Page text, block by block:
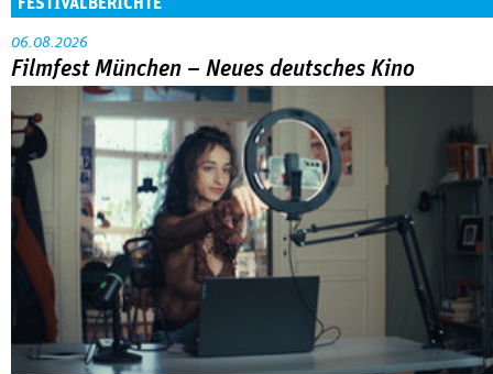
Abarbeitung an der eigenen Familie war das
große Thema in der Reihe »Neues deutsches
Kino« beim Filmfest München.
MEHR
DOK.fest München 2026